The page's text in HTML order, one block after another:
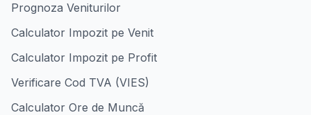
Prognoza Veniturilor
Calculator Impozit pe Venit
Calculator Impozit pe Profit
Verificare Cod TVA (VIES)
Calculator Ore de Muncă